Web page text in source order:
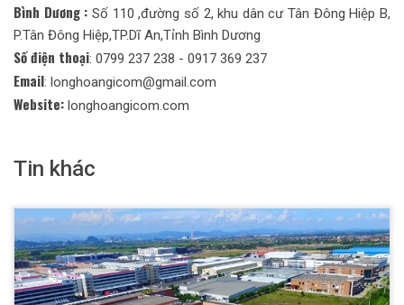
Bình Dương : Số 110 ,đường số 2, khu dân cư Tân Đông Hiệp B,
P.Tân Đông Hiệp,TP.Dĩ An,Tỉnh Bình Dương
Số điện thoại: 0799 237 238 - 0917 369 237
Email: longhoangicom@gmail.com
Website: longhoangicom.com
Tin khác